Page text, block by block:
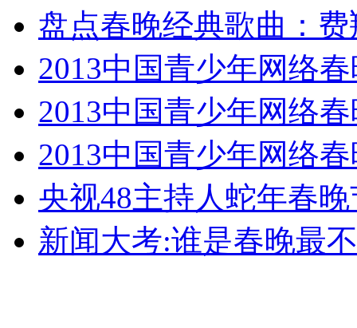
外交部：反对强权政治霸凌主义
外交部：有关国家言论片面不公正
安徽一实载49人客车翻车
盘点春晚经典歌曲：
2013中国青少年网络
2013中国青少年网络
2013中国青少年网络
央视48主持人蛇年春
新闻大考:谁是春晚最